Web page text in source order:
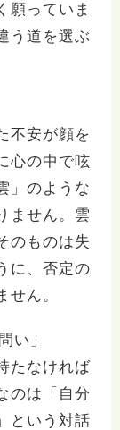
願っていま
う道を選ぶ
不安が顔を
心の中で呟
」のような
ません。雲
のものは失
に、否定の
ん。
い」
たなければ
のは「自分
という対話